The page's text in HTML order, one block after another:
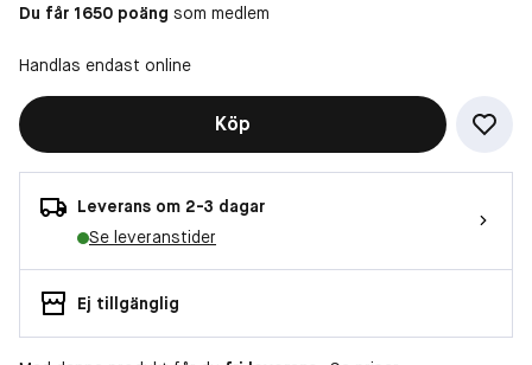
Du får 1650 poäng som medlem
Handlas endast online
Köp
Leverans om 2-3 dagar
Se leveranstider
Ej tillgänglig